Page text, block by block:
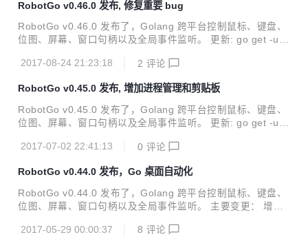
master 更新: 更新 examples 和文档 更新 README.md 和 cl
ipboard 更新 findbit api 到...
RobotGo v0.46.0 发布, 修复重要 bug
RobotGo v0.46.0 发布了，Golang 跨平台控制鼠标、键盘、
位图、屏幕、窗口句柄以及全局事件监听。 更新: go get -u gi
ActivePID 增加 FindBit 更新: 更新 examples 和文档 更新 Fi
seSmooth 参数错误 修复 name 错误 修复 FindBitmap 错误
详细的 Release Notes 请参见：https://github.com/go-vg
o/...
2017-08-24 21:23:18 2 评论
RobotGo v0.45.0 发布, 增加进程管理和剪贴板
RobotGo v0.45.0 发布了，Golang 跨平台控制鼠标、键盘、
位图、屏幕、窗口句柄以及全局事件监听。 更新: go get -u gi
peStr 增加 DeepCopyBit 增加 CopyBitpb 增加 ReadBitmap
板 增加 Pids : 获取所有进程 id 增加 FindName: 通过进程 id
查找进程名 增加 FindNames: 获取所有进程 name 增加 PidE
xist...
2017-07-02 22:41:13 0 评论
RobotGo v0.44.0 发布，Go 桌面自动化
RobotGo v0.44.0 发布了，Golang 跨平台控制鼠标、键盘、
位图、屏幕、窗口句柄以及全局事件监听。 主要变更： 增加
更新 Test 更新 Guidelines 更新 godoc 和 docs 更新并分割
2017-05-29 00:00:37 8 评论